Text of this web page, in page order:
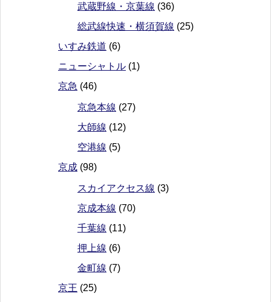
武蔵野線・京葉線 (36)
総武線快速・横須賀線 (25)
いすみ鉄道 (6)
ニューシャトル (1)
京急 (46)
京急本線 (27)
大師線 (12)
空港線 (5)
京成 (98)
スカイアクセス線 (3)
京成本線 (70)
千葉線 (11)
押上線 (6)
金町線 (7)
京王 (25)